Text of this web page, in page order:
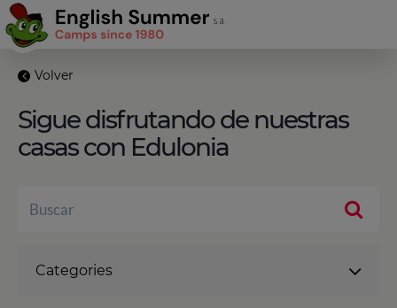
Volver
Sigue disfrutando de nuestras
casas con Edulonia
Categories